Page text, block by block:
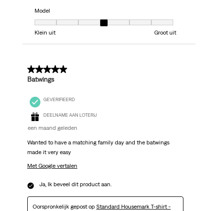
Model
Model, 4 van 7, waarbij 1 gelijk is aan Klein uit en 7 gelijk is aan Groot uit
Klein uit
Groot uit
5 van 5 sterren.
Batwings
GEVERIFIEERD
DEELNAME AAN LOTERIJ
een maand geleden
Wanted to have a matching family day and the batwings
made it very easy
Met Google vertalen
Ja, Ik beveel dit product aan.
Oorspronkelijk gepost op Standard Housemark T-shirt -